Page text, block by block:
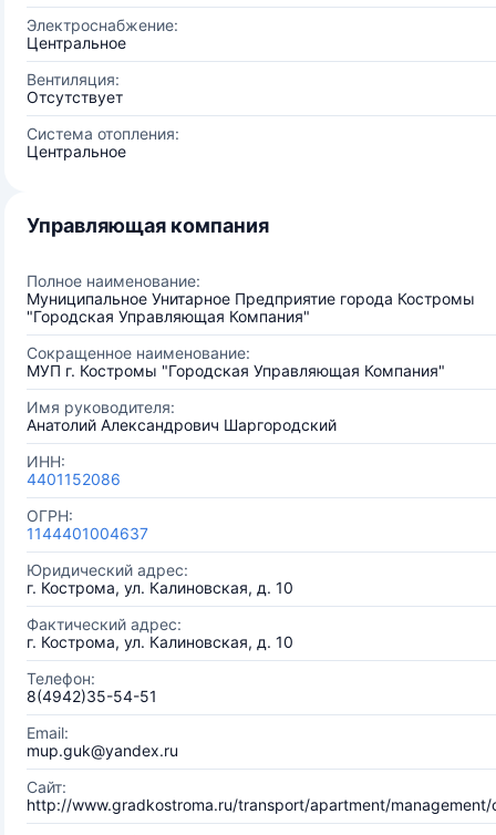
Электроснабжение:
Центральное
Вентиляция:
Отсутствует
Система отопления:
Центральное
Управляющая компания
Полное наименование:
Муниципальное Унитарное Предприятие города Костромы
"Городская Управляющая Компания"
Сокращенное наименование:
МУП г. Костромы "Городская Управляющая Компания"
Имя руководителя:
Анатолий Александрович Шаргородский
ИНН:
4401152086
ОГРН:
1144401004637
Юридический адрес:
г. Кострома, ул. Калиновская, д. 10
Фактический адрес:
г. Кострома, ул. Калиновская, д. 10
Телефон:
8(4942)35-54-51
Email:
mup.guk@yandex.ru
Сайт:
http://www.gradkostroma.ru/transport/apartment/management/